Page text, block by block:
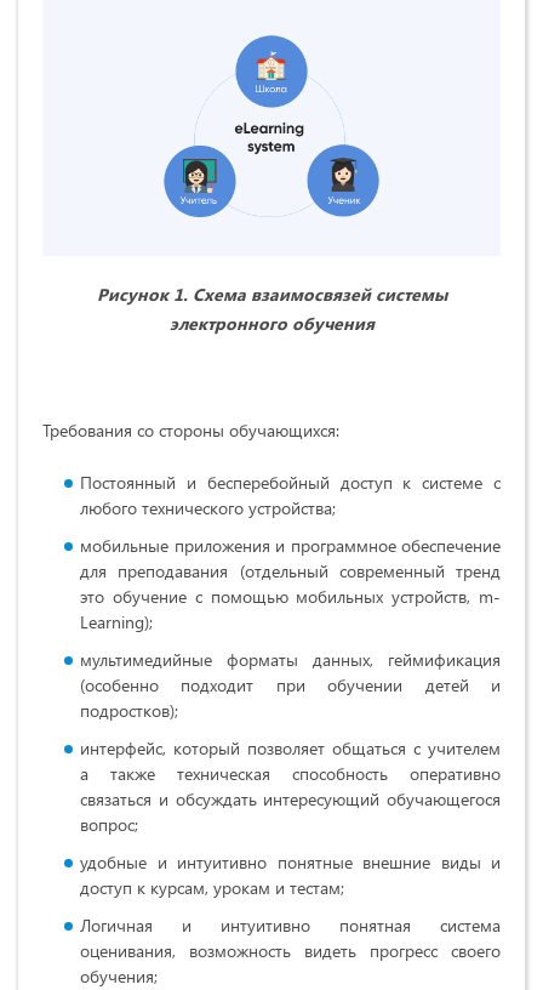
Рисунок 1. Схема взаимосвязей системы
электронного обучения
Требования со стороны обучающихся:
Постоянный и бесперебойный доступ к системе с
любого технического устройства;
мобильные приложения и программное обеспечение
для преподавания (отдельный современный тренд
это обучение с помощью мобильных устройств, m-
Learning);
мультимедийные форматы данных, геймификация
(особенно подходит при обучении детей и
подростков);
интерфейс, который позволяет общаться с учителем
а также техническая способность оперативно
связаться и обсуждать интересующий обучающегося
вопрос;
удобные и интуитивно понятные внешние виды и
доступ к курсам, урокам и тестам;
Логичная и интуитивно понятная система
оценивания, возможность видеть прогресс своего
обучения;